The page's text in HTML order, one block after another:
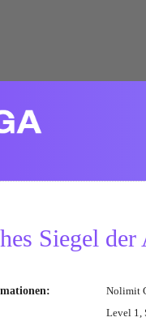
Siegel
:
Nolimit
Level 1,